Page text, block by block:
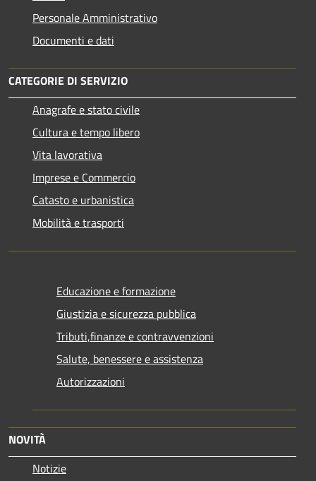
Personale Amministrativo
Documenti e dati
CATEGORIE DI SERVIZIO
Anagrafe e stato civile
Cultura e tempo libero
Vita lavorativa
Imprese e Commercio
Catasto e urbanistica
Mobilità e trasporti
Educazione e formazione
Giustizia e sicurezza pubblica
Tributi,finanze e contravvenzioni
Salute, benessere e assistenza
Autorizzazioni
NOVITÀ
Notizie